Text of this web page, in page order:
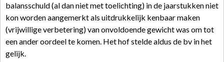
balansschuld (al dan niet met toelichting) in de jaarstukken niet
kon worden aangemerkt als uitdrukkelijk kenbaar maken
(vrijwillige verbetering) van onvoldoende gewicht was om tot
een ander oordeel te komen. Het hof stelde aldus de bv in het
gelijk.